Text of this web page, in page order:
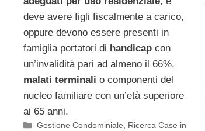
deve avere figli fiscalmente a carico,
oppure devono essere presenti in
famiglia portatori di handicap con
un’invalidità pari ad almeno il 66%,
malati terminali o componenti del
nucleo familiare con un’età superiore
ai 65 anni.
Categorie
Gestione Condominiale
Ricerca Case in